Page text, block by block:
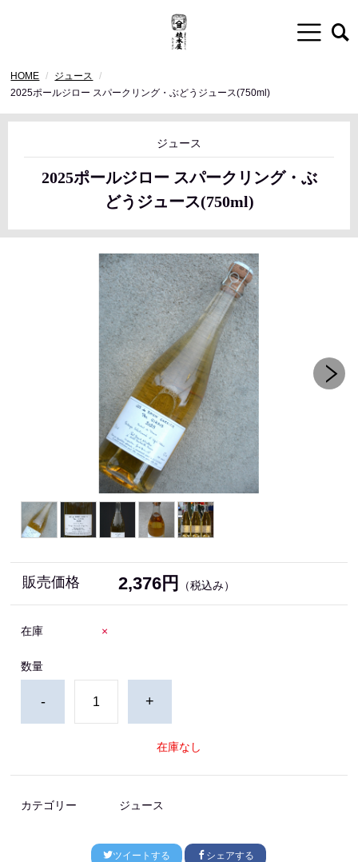
HOME
ジュース
2025ポールジロー スパークリング・ぶどうジュース(750ml)
ジュース
2025ポールジロー スパークリング・ぶ
どうジュース(750ml)
販売価格 2,376円 （税込み）
在庫 ×
数量
- +
在庫なし
カテゴリー ジュース
ツイートする シェアする